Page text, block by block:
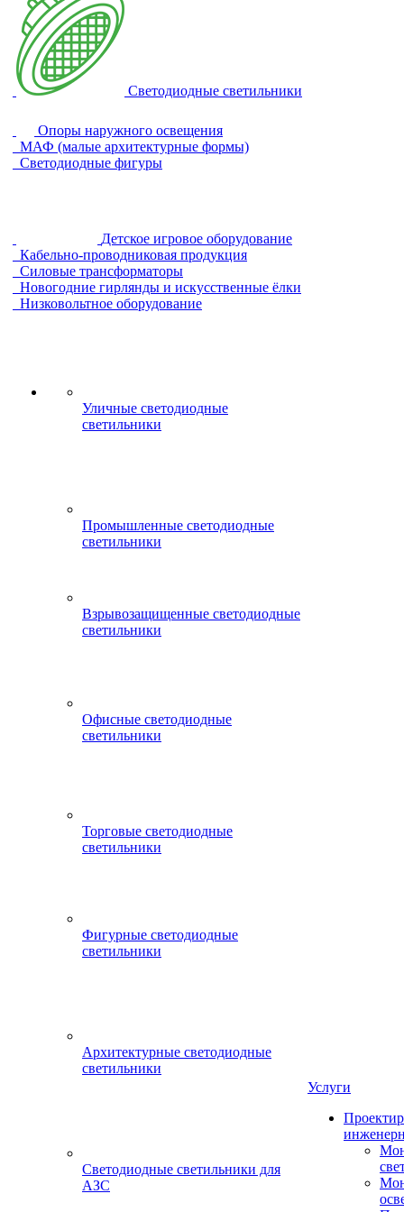
Светодиодные светильники
Опоры наружного освещения
МАФ (малые архитектурные формы)
Светодиодные фигуры
Детское игровое оборудование
Кабельно-проводниковая продукция
Силовые трансформаторы
Новогодние гирлянды и искусственные ёлки
Низковольтное оборудование
Уличные светодиодные
светильники
Промышленные светодиодные
светильники
Взрывозащищенные светодиодные
светильники
Офисные светодиодные
светильники
Торговые светодиодные
светильники
Фигурные светодиодные
светильники
Архитектурные светодиодные
светильники
Светодиодные светильники для
АЗС
Услуги